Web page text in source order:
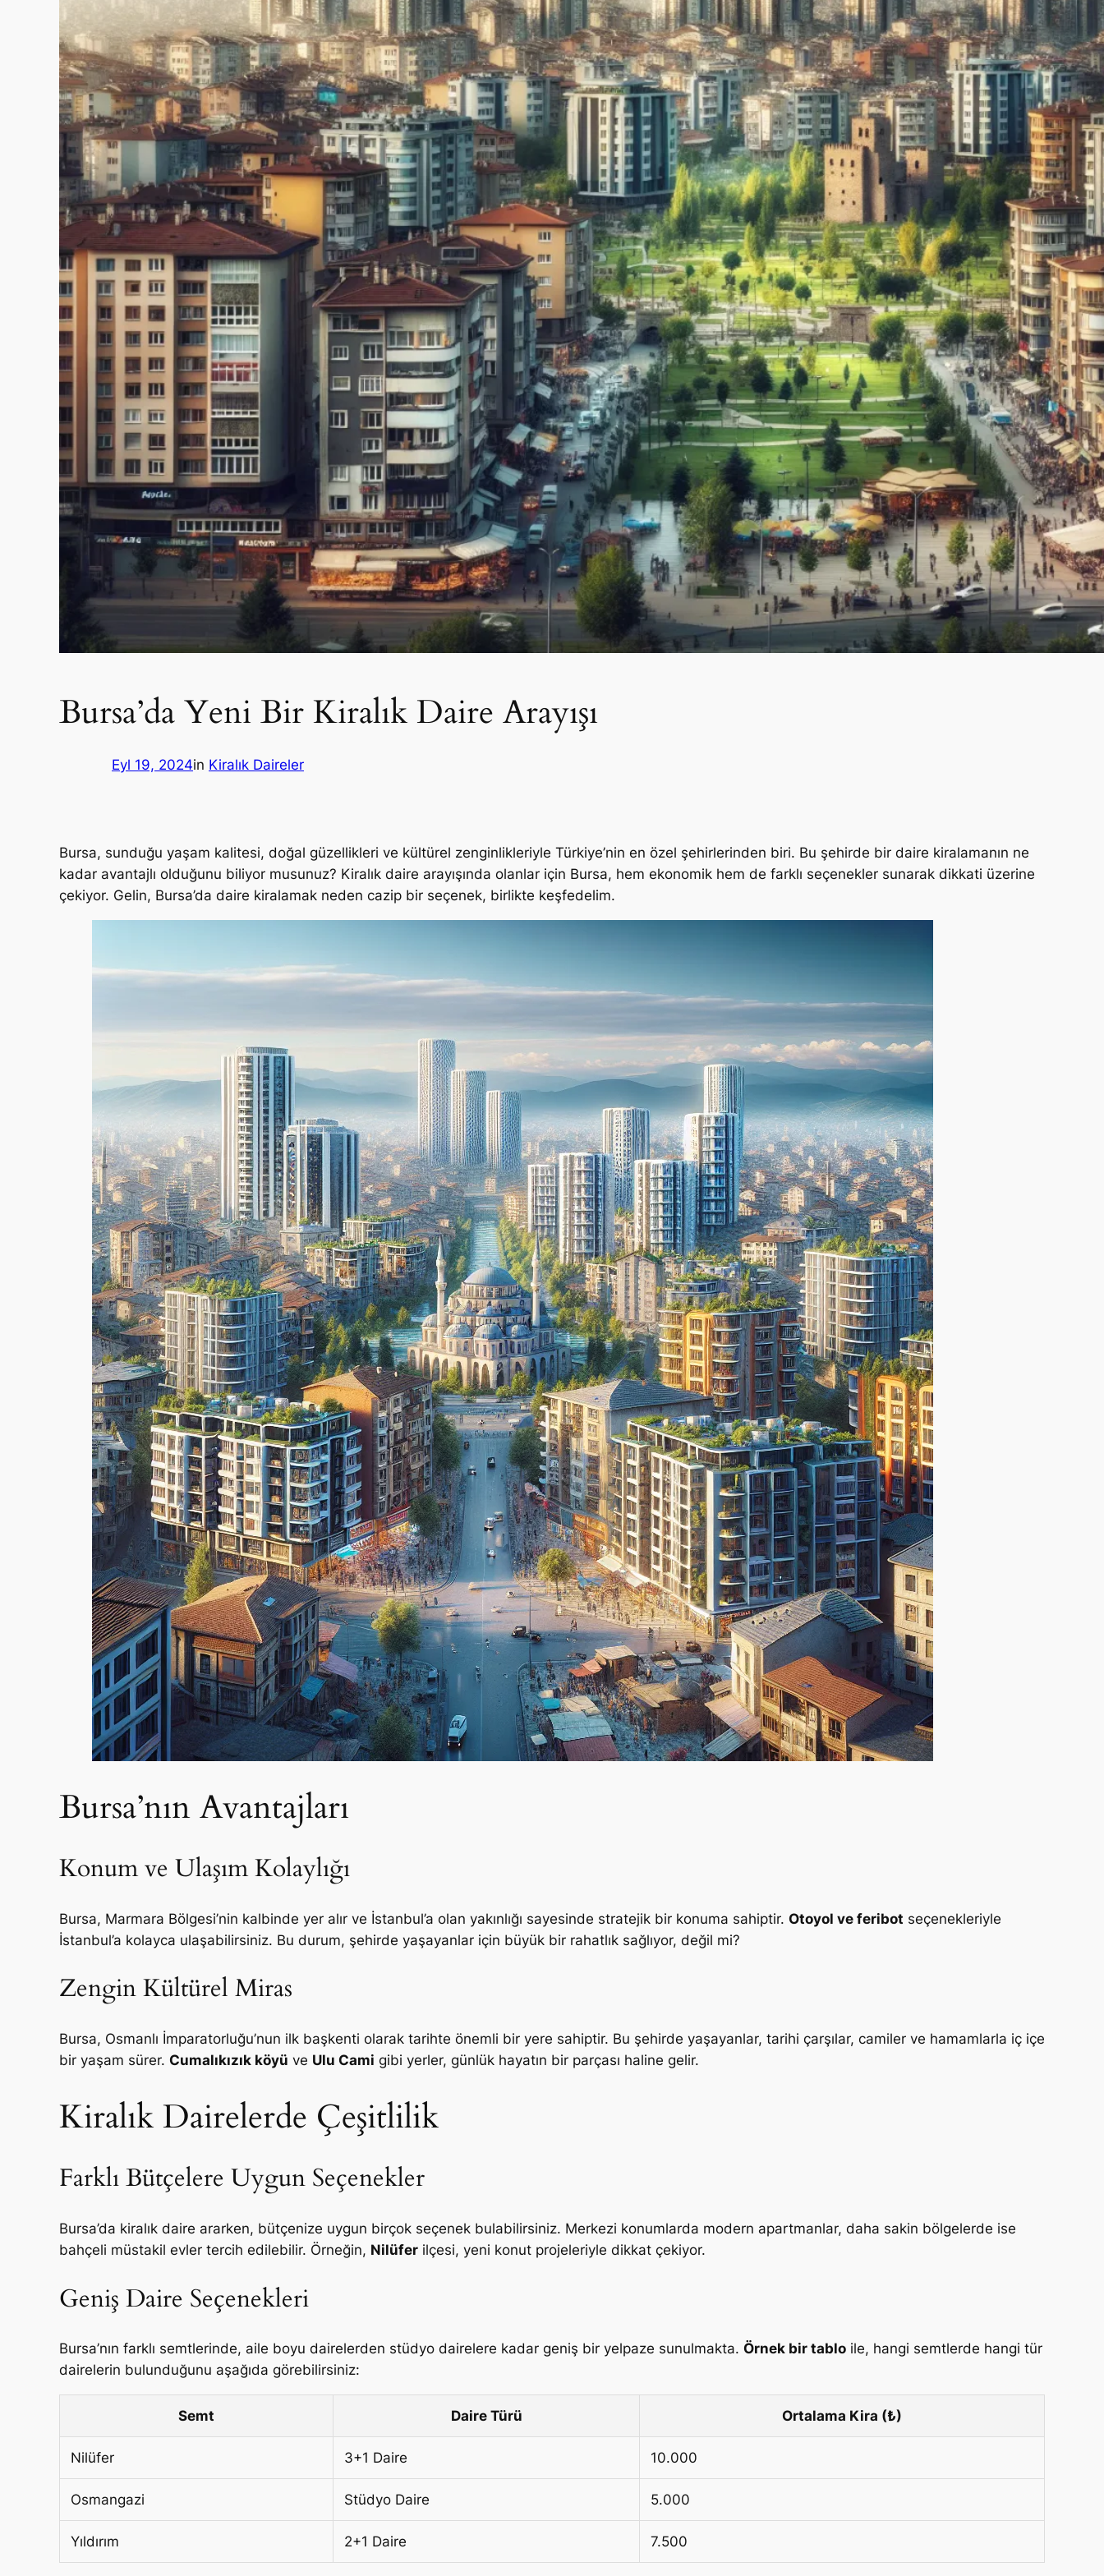
Bursa’da Yeni Bir Kiralık Daire Arayışı
Eyl 19, 2024in Kiralık Daireler
Bursa, sunduğu yaşam kalitesi, doğal güzellikleri ve kültürel zenginlikleriyle Türkiye’nin en özel şehirlerinden biri. Bu şehirde bir daire kiralamanın ne
kadar avantajlı olduğunu biliyor musunuz? Kiralık daire arayışında olanlar için Bursa, hem ekonomik hem de farklı seçenekler sunarak dikkati üzerine
çekiyor. Gelin, Bursa’da daire kiralamak neden cazip bir seçenek, birlikte keşfedelim.
Bursa’nın Avantajları
Konum ve Ulaşım Kolaylığı
Bursa, Marmara Bölgesi’nin kalbinde yer alır ve İstanbul’a olan yakınlığı sayesinde stratejik bir konuma sahiptir. Otoyol ve feribot seçenekleriyle
İstanbul’a kolayca ulaşabilirsiniz. Bu durum, şehirde yaşayanlar için büyük bir rahatlık sağlıyor, değil mi?
Zengin Kültürel Miras
Bursa, Osmanlı İmparatorluğu’nun ilk başkenti olarak tarihte önemli bir yere sahiptir. Bu şehirde yaşayanlar, tarihi çarşılar, camiler ve hamamlarla iç içe
bir yaşam sürer. Cumalıkızık köyü ve Ulu Cami gibi yerler, günlük hayatın bir parçası haline gelir.
Kiralık Dairelerde Çeşitlilik
Farklı Bütçelere Uygun Seçenekler
Bursa’da kiralık daire ararken, bütçenize uygun birçok seçenek bulabilirsiniz. Merkezi konumlarda modern apartmanlar, daha sakin bölgelerde ise
bahçeli müstakil evler tercih edilebilir. Örneğin, Nilüfer ilçesi, yeni konut projeleriyle dikkat çekiyor.
Geniş Daire Seçenekleri
Bursa’nın farklı semtlerinde, aile boyu dairelerden stüdyo dairelere kadar geniş bir yelpaze sunulmakta. Örnek bir tablo ile, hangi semtlerde hangi tür
dairelerin bulunduğunu aşağıda görebilirsiniz:
Semt Daire Türü Ortalama Kira (₺)
Nilüfer 3+1 Daire 10.000
Osmangazi Stüdyo Daire 5.000
Yıldırım 2+1 Daire 7.500